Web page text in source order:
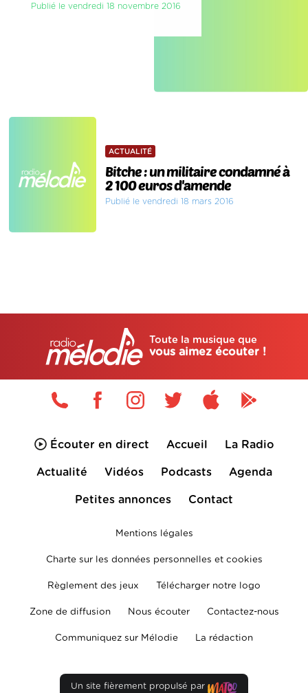
Publié le vendredi 18 novembre 2016
ACTUALITÉ
Bitche : un militaire condamné à
2 100 euros d'amende
Publié le vendredi 18 mars 2016
Toute la musique que
vous aimez écouter !
Écouter en direct Accueil La Radio
Actualité Vidéos Podcasts Agenda
Petites annonces Contact
Mentions légales
Charte sur les données personnelles et cookies
Règlement des jeux Télécharger notre logo
Zone de diffusion Nous écouter Contactez-nous
Communiquez sur Mélodie La rédaction
Un site fièrement propulsé par